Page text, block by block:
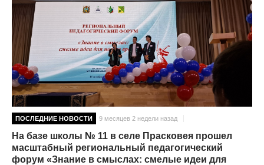
ПОСЛЕДНИЕ НОВОСТИ 9 месяцев 2 недели назад
На базе школы № 11 в селе Прасковея прошел
масштабный региональный педагогический
форум «Знание в смыслах: смелые идеи для